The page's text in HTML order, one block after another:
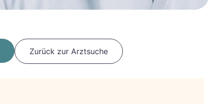
Zurück zur Arztsuche